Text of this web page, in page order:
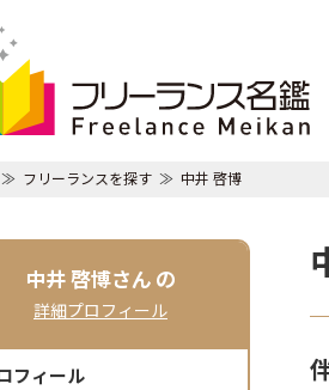
フリーランスを探す 中井 啓博
中井 啓博さん の
詳細プロフィール
フィール